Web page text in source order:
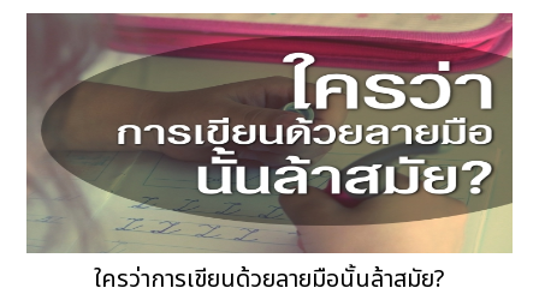
ใครว่าการเขียนด้วยลายมือนั้นล้าสมัย?